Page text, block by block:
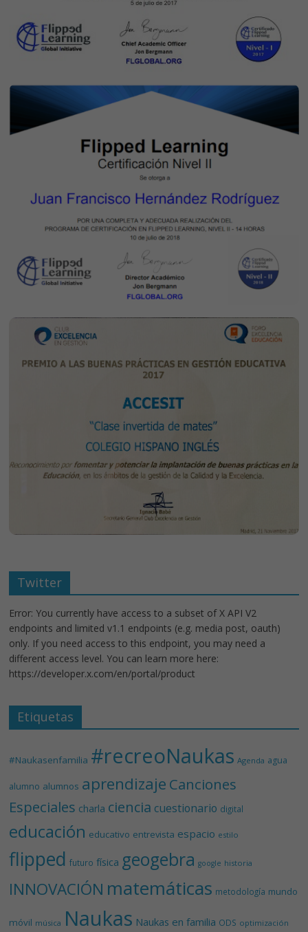
Twitter
Error: You currently have access to a subset of X API V2
endpoints and limited v1.1 endpoints (e.g. media post, oauth)
only. If you need access to this endpoint, you may need a
different access level. You can learn more here:
https://developer.x.com/en/portal/product
Etiquetas
#Naukasenfamilia #recreoNaukas Agenda agua
alumno alumnos aprendizaje Canciones
Especiales charla ciencia cuestionario digital
educación educativo entrevista espacio estilo
flipped futuro física geogebra google historia
INNOVACIÓN matemáticas metodología mundo
móvil música Naukas Naukas en familia ODS optimización